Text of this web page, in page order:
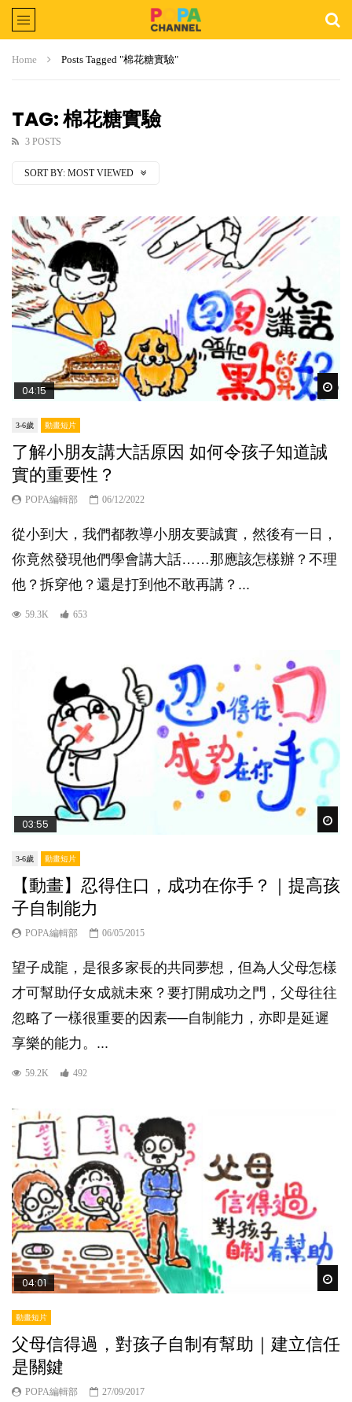
Home Posts Tagged "棉花糖實驗"
TAG: 棉花糖實驗
3 POSTS
SORT BY: MOST VIEWED
04:15
3-6歲 動畫短片
了解小朋友講大話原因 如何令孩子知道誠
實的重要性？
POPA編輯部 06/12/2022
從小到大，我們都教導小朋友要誠實，然後有一日，
你竟然發現他們學會講大話……那應該怎樣辦？不理
他？拆穿他？還是打到他不敢再講？...
59.3K 653
03:55
3-6歲 動畫短片
【動畫】忍得住口，成功在你手？｜提高孩
子自制能力
POPA編輯部 06/05/2015
望子成龍，是很多家長的共同夢想，但為人父母怎樣
才可幫助仔女成就未來？要打開成功之門，父母往往
忽略了一樣很重要的因素──自制能力，亦即是延遲
享樂的能力。...
59.2K 492
04:01
動畫短片
父母信得過，對孩子自制有幫助｜建立信任
是關鍵
POPA編輯部 27/09/2017